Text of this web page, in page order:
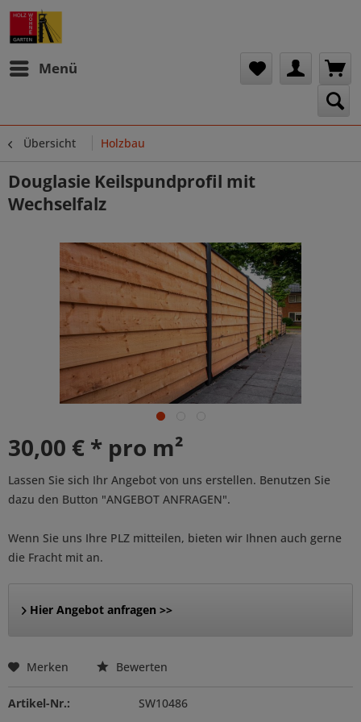
Menü
Übersicht Holzbau
Douglasie Keilspundprofil mit
Wechselfalz
30,00 € * pro m²
Lassen Sie sich Ihr Angebot von uns erstellen. Benutzen Sie
dazu den Button "ANGEBOT ANFRAGEN".
Wenn Sie uns Ihre PLZ mitteilen, bieten wir Ihnen auch gerne
die Fracht mit an.
Hier Angebot anfragen >>
Merken Bewerten
Artikel-Nr.: SW10486